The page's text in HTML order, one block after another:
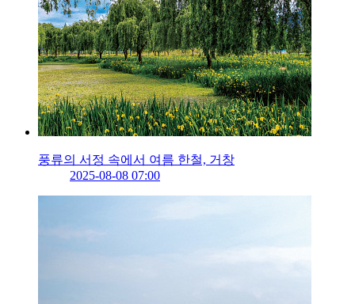
풍류의 서정 속에서 여름 한철, 거창
2025-08-08 07:00